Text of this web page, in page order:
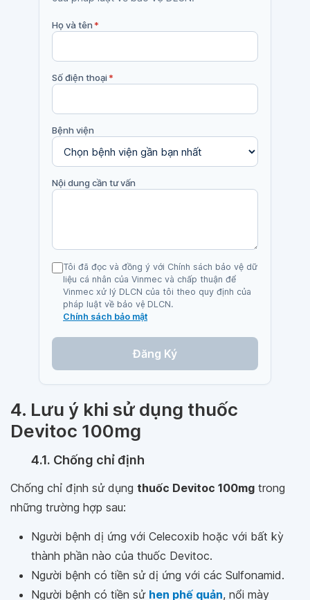
Họ và tên*
Số điện thoại*
Bệnh viện
Nội dung cần tư vấn
Tôi đã đọc và đồng ý với Chính sách bảo vệ dữ
liệu cá nhân của Vinmec và chấp thuận để
Vinmec xử lý DLCN của tôi theo quy định của
pháp luật về bảo vệ DLCN.
Chính sách bảo mật
Đăng Ký
4. Lưu ý khi sử dụng thuốc
Devitoc 100mg
4.1. Chống chỉ định
Chống chỉ định sử dụng thuốc Devitoc 100mg trong
những trường hợp sau:
Người bệnh dị ứng với Celecoxib hoặc với bất kỳ
thành phần nào của thuốc Devitoc.
Người bệnh có tiền sử dị ứng với các Sulfonamid.
Người bệnh có tiền sử hen phế quản, nổi mày